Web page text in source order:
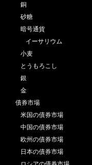
銅
砂糖
暗号通貨
イーサリウム
小麦
とうもろこし
銀
金
債券市場
米国の債券市場
中国の債券市場
欧州の債券市場
日本の債券市場